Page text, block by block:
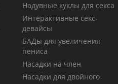
Надувные куклы для секса
Интерактивные секс-
девайсы
БАДы для увеличения
пениса
Насадки на член
Насадки для двойного